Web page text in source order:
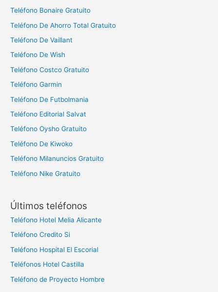
Teléfono Bonaire Gratuito
Teléfono De Ahorro Total Gratuito
Teléfono De Vaillant
Teléfono De Wish
Teléfono Costco Gratuito
Teléfono Garmin
Teléfono De Futbolmania
Teléfono Editorial Salvat
Teléfono Oysho Gratuito
Teléfono De Kiwoko
Teléfono Milanuncios Gratuito
Teléfono Nike Gratuito
Últimos teléfonos
Teléfono Hotel Melia Alicante
Teléfono Credito Si
Teléfono Hospital El Escorial
Teléfonos Hotel Castilla
Teléfono de Proyecto Hombre